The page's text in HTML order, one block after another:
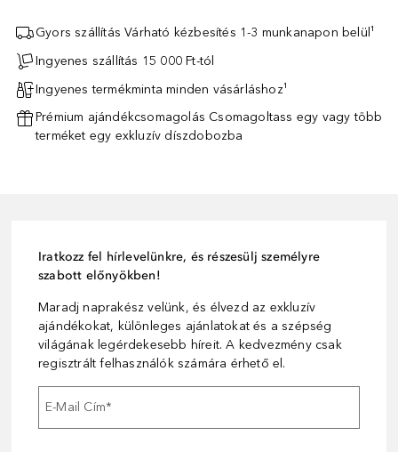
Gyors szállítás Várható kézbesítés 1-3 munkanapon belül¹
Ingyenes szállítás 15 000 Ft-tól
Ingyenes termékminta minden vásárláshoz¹
Prémium ajándékcsomagolás Csomagoltass egy vagy több
terméket egy exkluzív díszdobozba
Iratkozz fel hírlevelünkre, és részesülj személyre
szabott előnyökben!
Maradj naprakész velünk, és élvezd az exkluzív
ajándékokat, különleges ajánlatokat és a szépség
világának legérdekesebb híreit. A kedvezmény csak
regisztrált felhasználók számára érhető el.
E-Mail Cím*